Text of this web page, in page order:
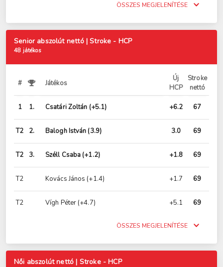
ÖSSZES MEGJELENÍTÉSE
Senior abszolút nettó | Stroke - HCP
48 játékos
# Játékos
Új
HCP
Stroke
nettó
1 1. Csatári Zoltán (+5.1) +6.2 67
T2 2. Balogh István (3.9) 3.0 69
T2 3. Széll Csaba (+1.2) +1.8 69
T2 Kovács János(+1.4) +1.7 69
T2 Vígh Péter(+4.7) +5.1 69
ÖSSZES MEGJELENÍTÉSE
Női abszolút nettó | Stroke - HCP